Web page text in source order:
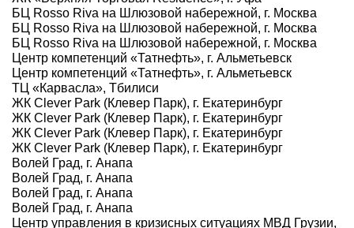
БЦ Rosso Riva на Шлюзовой набережной, г. Москва
БЦ Rosso Riva на Шлюзовой набережной, г. Москва
БЦ Rosso Riva на Шлюзовой набережной, г. Москва
Центр компетенций «Татнефть», г. Альметьевск
Центр компетенций «Татнефть», г. Альметьевск
ТЦ «Карвасла», Тбилиси
ЖК Clever Park (Клевер Парк), г. Екатеринбург
ЖК Clever Park (Клевер Парк), г. Екатеринбург
ЖК Clever Park (Клевер Парк), г. Екатеринбург
ЖК Clever Park (Клевер Парк), г. Екатеринбург
Волей Град, г. Анапа
Волей Град, г. Анапа
Волей Град, г. Анапа
Волей Град, г. Анапа
Центр управления в кризисных ситуациях МВД Грузии,